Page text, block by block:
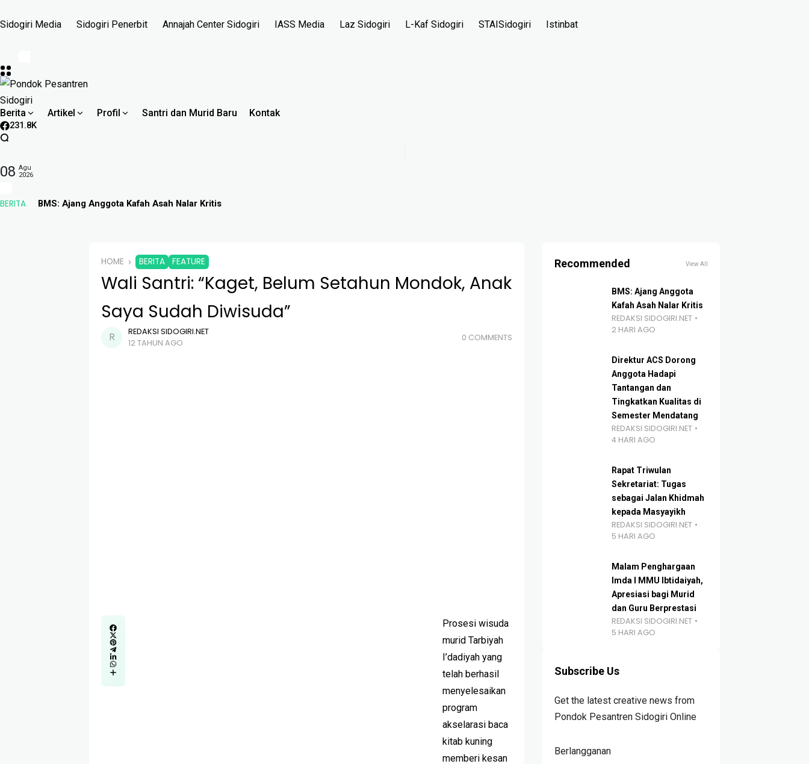
Sidogiri Media Sidogiri Penerbit Annajah Center Sidogiri IASS Media Laz Sidogiri L-Kaf Sidogiri STAISidogiri Istinbat
Berita Artikel Profil Santri dan Murid Baru Kontak
231.8K
08 Agu
2026
BERITA BMS: Ajang Anggota Kafah Asah Nalar Kritis
HOME BERITA FEATURE
Wali Santri: “Kaget, Belum Setahun Mondok, Anak
Saya Sudah Diwisuda”
REDAKSI SIDOGIRI.NET
12 TAHUN AGO
0 COMMENTS
Prosesi wisuda
murid Tarbiyah
I’dadiyah yang
telah berhasil
menyelesaikan
program
akselarasi baca
kitab kuning
memberi kesan
Recommended View All
BMS: Ajang Anggota
Kafah Asah Nalar Kritis
REDAKSI SIDOGIRI.NET
2 HARI AGO
Direktur ACS Dorong
Anggota Hadapi
Tantangan dan
Tingkatkan Kualitas di
Semester Mendatang
REDAKSI SIDOGIRI.NET
4 HARI AGO
Rapat Triwulan
Sekretariat: Tugas
sebagai Jalan Khidmah
kepada Masyayikh
REDAKSI SIDOGIRI.NET
5 HARI AGO
Malam Penghargaan
Imda I MMU Ibtidaiyah,
Apresiasi bagi Murid
dan Guru Berprestasi
REDAKSI SIDOGIRI.NET
5 HARI AGO
Subscribe Us
Get the latest creative news from
Pondok Pesantren Sidogiri Online
Berlangganan